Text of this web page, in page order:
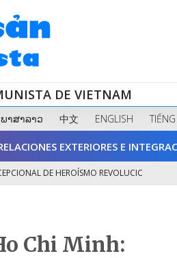
DE VIETNAM
ພາສາລາວ 中文 ENGLISH
EXTERIORES E
HEROÍSMO REVOLUCIONARIO Y DE...
Chi Minh: